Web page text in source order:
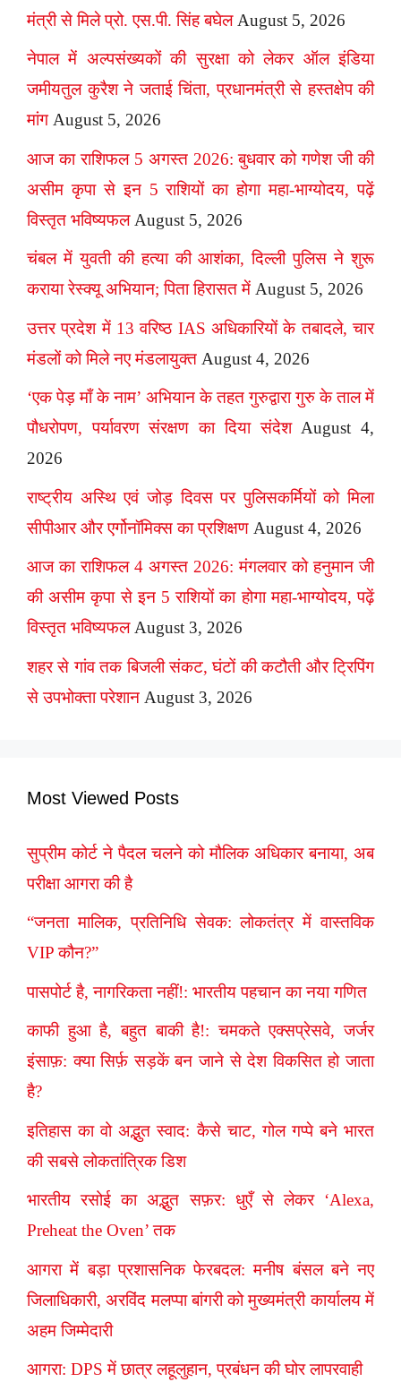
मंत्री से मिले प्रो. एस.पी. सिंह बघेल August 5, 2026
नेपाल में अल्पसंख्यकों की सुरक्षा को लेकर ऑल इंडिया
जमीयतुल कुरैश ने जताई चिंता, प्रधानमंत्री से हस्तक्षेप की
मांग August 5, 2026
आज का राशिफल 5 अगस्त 2026: बुधवार को गणेश जी की
असीम कृपा से इन 5 राशियों का होगा महा-भाग्योदय, पढ़ें
विस्तृत भविष्यफल August 5, 2026
चंबल में युवती की हत्या की आशंका, दिल्ली पुलिस ने शुरू
कराया रेस्क्यू अभियान; पिता हिरासत में August 5, 2026
उत्तर प्रदेश में 13 वरिष्ठ IAS अधिकारियों के तबादले, चार
मंडलों को मिले नए मंडलायुक्त August 4, 2026
‘एक पेड़ माँ के नाम’ अभियान के तहत गुरुद्वारा गुरु के ताल में
पौधरोपण, पर्यावरण संरक्षण का दिया संदेश August 4,
2026
राष्ट्रीय अस्थि एवं जोड़ दिवस पर पुलिसकर्मियों को मिला
सीपीआर और एर्गोनॉमिक्स का प्रशिक्षण August 4, 2026
आज का राशिफल 4 अगस्त 2026: मंगलवार को हनुमान जी
की असीम कृपा से इन 5 राशियों का होगा महा-भाग्योदय, पढ़ें
विस्तृत भविष्यफल August 3, 2026
शहर से गांव तक बिजली संकट, घंटों की कटौती और ट्रिपिंग
से उपभोक्ता परेशान August 3, 2026
Most Viewed Posts
सुप्रीम कोर्ट ने पैदल चलने को मौलिक अधिकार बनाया, अब
परीक्षा आगरा की है
“जनता मालिक, प्रतिनिधि सेवक: लोकतंत्र में वास्तविक
VIP कौन?”
पासपोर्ट है, नागरिकता नहीं!: भारतीय पहचान का नया गणित
काफी हुआ है, बहुत बाकी है!: चमकते एक्सप्रेसवे, जर्जर
इंसाफ़: क्या सिर्फ़ सड़कें बन जाने से देश विकसित हो जाता
है?
इतिहास का वो अद्भुत स्वाद: कैसे चाट, गोल गप्पे बने भारत
की सबसे लोकतांत्रिक डिश
भारतीय रसोई का अद्भुत सफ़र: धुएँ से लेकर ‘Alexa,
Preheat the Oven’ तक
आगरा में बड़ा प्रशासनिक फेरबदल: मनीष बंसल बने नए
जिलाधिकारी, अरविंद मलप्पा बांगरी को मुख्यमंत्री कार्यालय में
अहम जिम्मेदारी
आगरा: DPS में छात्र लहूलुहान, प्रबंधन की घोर लापरवाही